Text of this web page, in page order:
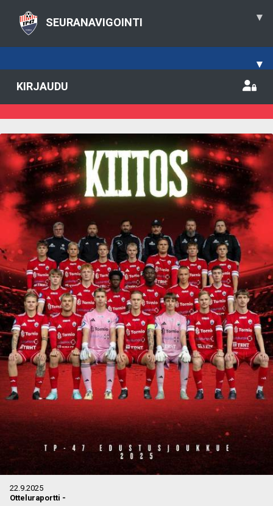
SEURANAVIGOINTI ▾
▾
KIRJAUDU
22.9.2025
Otteluraportti -